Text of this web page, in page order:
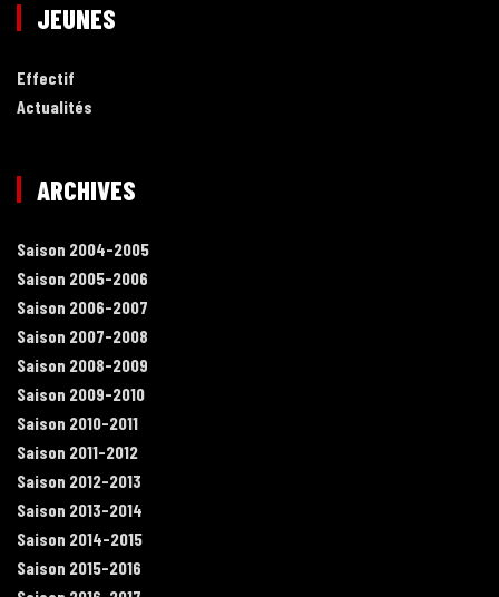
JEUNES
Effectif
Actualités
ARCHIVES
Saison 2004-2005
Saison 2005-2006
Saison 2006-2007
Saison 2007-2008
Saison 2008-2009
Saison 2009-2010
Saison 2010-2011
Saison 2011-2012
Saison 2012-2013
Saison 2013-2014
Saison 2014-2015
Saison 2015-2016